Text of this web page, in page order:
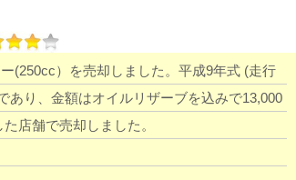
(250cc）を売却しました。平成9年式 (走行
あり、金額はオイルリザーブを込みで13,000
店舗で売却しました。